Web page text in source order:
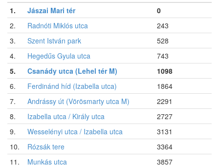
1.
Jászai Mari tér
0
2.
Radnóti Miklós utca
243
3.
Szent István park
528
4.
Hegedűs Gyula utca
743
5.
Csanády utca (Lehel tér M)
1098
6.
Ferdinánd híd (Izabella utca)
1864
7.
Andrássy út (Vörösmarty utca M)
2291
8.
Izabella utca / Király utca
2727
9.
Wesselényi utca / Izabella utca
3131
10.
Rózsák tere
3364
11.
Munkás utca
3857